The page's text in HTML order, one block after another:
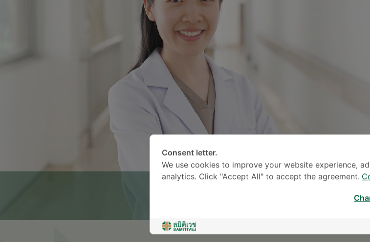
Consent letter.
We use cookies to improve your website experience,
analytics. Click "Accept All" to accept the agreement.